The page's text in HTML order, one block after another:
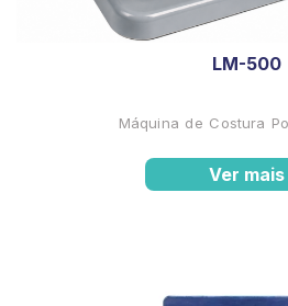
LM-500
Máquina de Costura
Ver mais